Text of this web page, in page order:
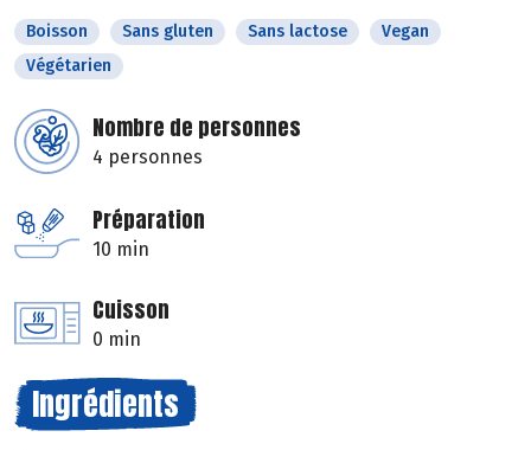
Boisson Sans gluten Sans lactose
Vegan
Végétarien
Nombre de personnes
4 personnes
Préparation
10 min
Cuisson
0 min
Ingrédients